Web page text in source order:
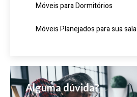
Móveis para Dormitórios
Móveis Planejados para sua sala
Alguma dúvida?